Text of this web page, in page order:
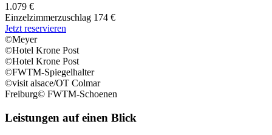
1.079 €
Einzelzimmerzuschlag 174 €
Jetzt reservieren
©Meyer
©Hotel Krone Post
©Hotel Krone Post
©FWTM-Spiegelhalter
©visit alsace/OT Colmar
Freiburg© FWTM-Schoenen
Leistungen auf einen Blick